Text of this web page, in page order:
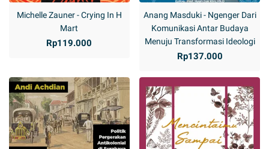
Michelle Zauner - Crying In H
Mart
Rp119.000
Anang Masduki - Ngenger Dari
Komunikasi Antar Budaya
Menuju Transformasi Ideologi
Rp137.000